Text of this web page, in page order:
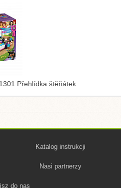
Přehlídka štěňátek
Katalog instrukcji
Nasi partnerzy
do nas